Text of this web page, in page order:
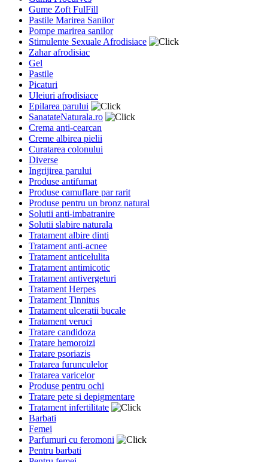
Gume Zoft FulFill
Pastile Marirea Sanilor
Pompe marirea sanilor
Stimulente Sexuale Afrodisiace
Zahar afrodisiac
Gel
Pastile
Picaturi
Uleiuri afrodisiace
Epilarea parului
SanatateNaturala.ro
Crema anti-cearcan
Creme albirea pielii
Curatarea colonului
Diverse
Ingrijirea parului
Produse antifumat
Produse camuflare par rarit
Produse pentru un bronz natural
Solutii anti-imbatranire
Solutii slabire naturala
Tratament albire dinti
Tratament anti-acnee
Tratament anticelulita
Tratament antimicotic
Tratament antivergeturi
Tratament Herpes
Tratament Tinnitus
Tratament ulceratii bucale
Tratament veruci
Tratare candidoza
Tratare hemoroizi
Tratare psoriazis
Tratarea furunculelor
Tratarea varicelor
Produse pentru ochi
Tratare pete si depigmentare
Tratament infertilitate
Barbati
Femei
Parfumuri cu feromoni
Pentru barbati